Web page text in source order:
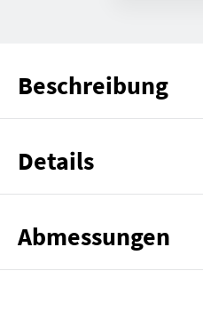
Beschreibung
Details
Abmessungen